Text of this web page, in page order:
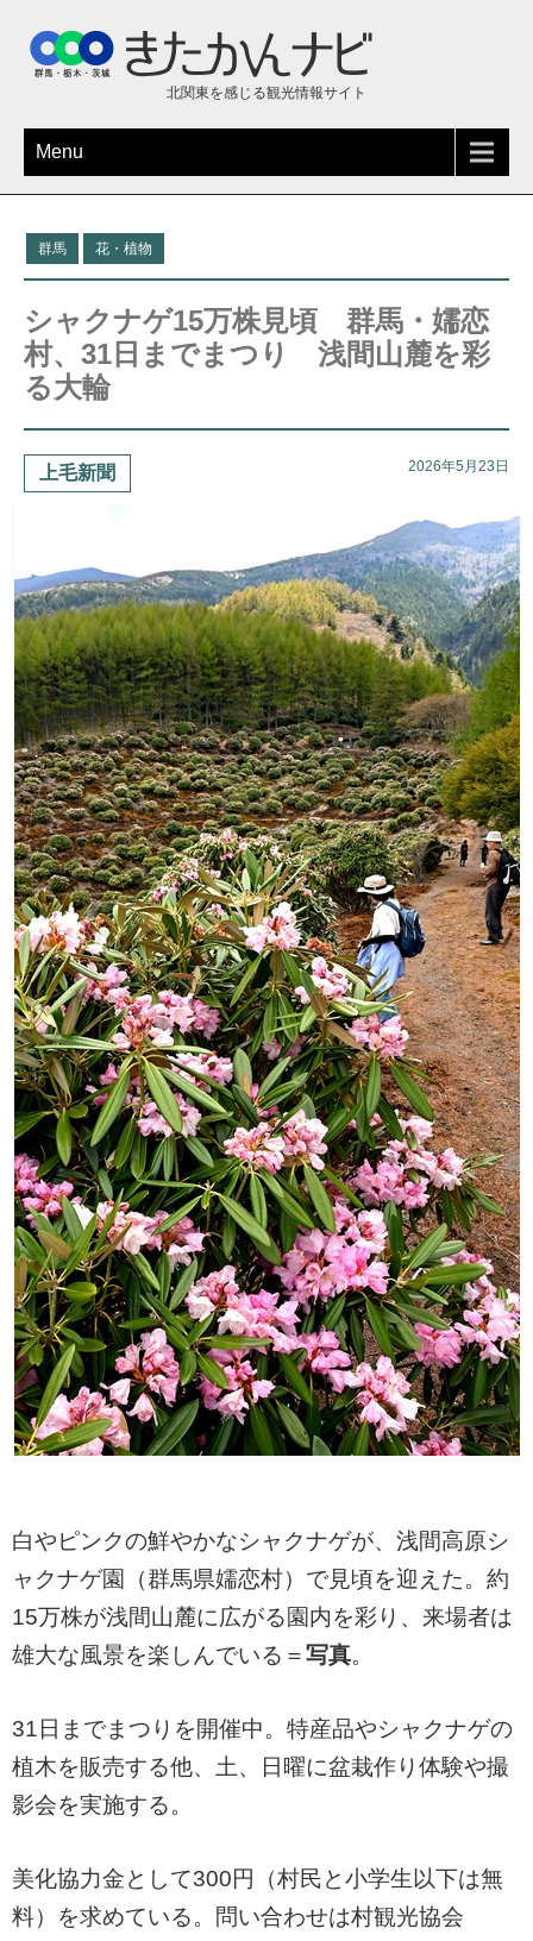
北関東を感じる観光情報サイト
Menu
群馬 花・植物
シャクナゲ15万株見頃 群馬・嬬恋
村、31日までまつり 浅間山麓を彩
る大輪
上毛新聞 2026年5月23日
白やピンクの鮮やかなシャクナゲが、浅間高原シ
ャクナゲ園（群馬県嬬恋村）で見頃を迎えた。約
15万株が浅間山麓に広がる園内を彩り、来場者は
雄大な風景を楽しんでいる＝写真。
31日までまつりを開催中。特産品やシャクナゲの
植木を販売する他、土、日曜に盆栽作り体験や撮
影会を実施する。
美化協力金として300円（村民と小学生以下は無
料）を求めている。問い合わせは村観光協会